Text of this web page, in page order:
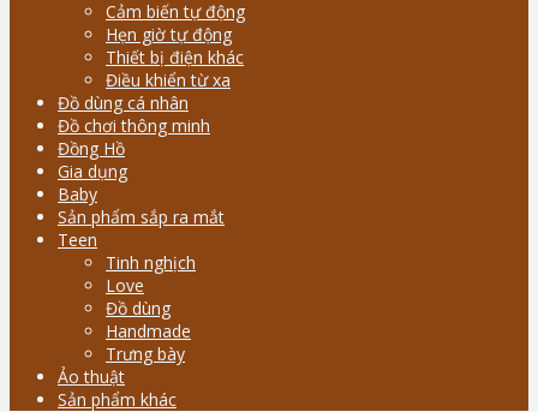
Cảm biến tự động
Hẹn giờ tự động
Thiết bị điện khác
Điều khiển từ xa
Đồ dùng cá nhân
Đồ chơi thông minh
Đồng Hồ
Gia dụng
Baby
Sản phẩm sắp ra mắt
Teen
Tinh nghịch
Love
Đồ dùng
Handmade
Trưng bày
Ảo thuật
Sản phẩm khác